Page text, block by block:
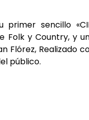
sencillo
y Country, y
Flórez, Realizado
público.